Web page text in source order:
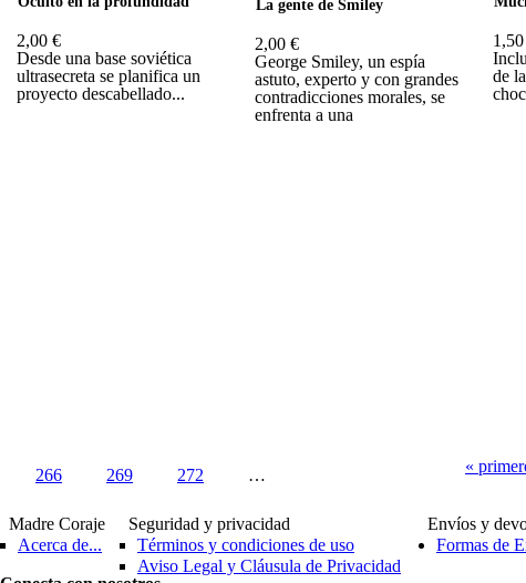
2,00 €
Desde una base soviética
ultrasecreta se planifica un
proyecto descabellado...
La gente de Smiley
2,00 €
George Smiley, un espía
astuto, experto y con grandes
contradicciones morales, se
enfrenta a una
de
«
266 269 272 …
Madre Coraje
Acerca de...
Seguridad y privacidad
Términos y condiciones de uso
Aviso Legal y Cláusula de Privacidad
Envíos y
Formas de